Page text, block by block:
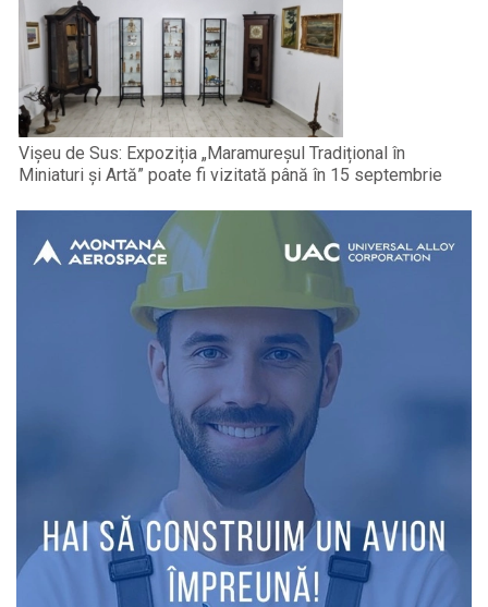
Vișeu de Sus: Expoziția „Maramureșul Tradițional în
Miniaturi și Artă” poate fi vizitată până în 15 septembrie